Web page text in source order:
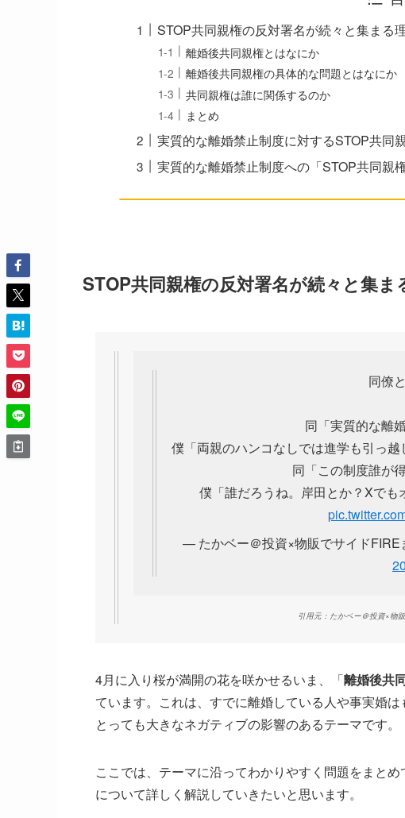
STOP共同親権の反対署名が続々と集まる
離婚後共同親権とはなにか
離婚後共同親権の具体的な問題とはなにか
共同親権は誰に関係するのか
まとめ
実質的な離婚禁止制度に対するSTOP共同
実質的な離婚禁止制度への「STOP共同親
STOP共同親権の反対署名が続々と集ま
同僚
同「実質的な離
僕「両親のハンコなしでは進学も引っ
同「この制度誰が
僕「誰だろうね。岸田とか？Xで
— たかベー＠投資×物販でサイドFIRE
引用元：たかベー＠投資×物
4月に入り桜が満開の花を咲かせるいま、「離婚後共
ています。これは、すでに離婚している人や事実婚
とっても大きなネガティブの影響のあるテーマです。
ここでは、テーマに沿ってわかりやすく問題をまと
について詳しく解説していきたいと思います。